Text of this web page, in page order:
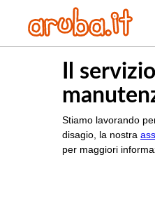
Il
Stiamo lavorando
disagio, la nostra
per maggiori